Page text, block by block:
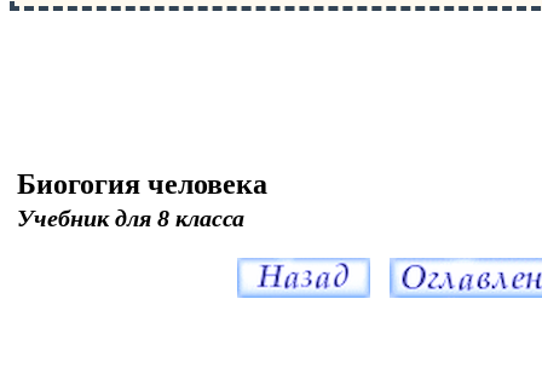
Биогогия человека
Учебник для 8 класса